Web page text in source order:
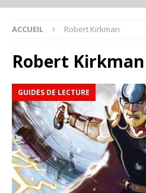
ACCUEIL Robert Kirkman
Robert Kirkman
GUIDES DE LECTURE